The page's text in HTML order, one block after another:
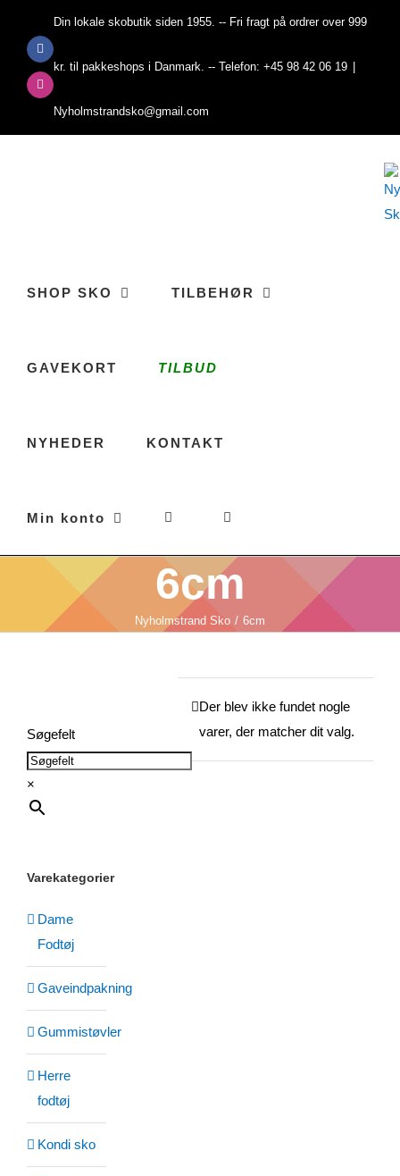
contentFacebook
Instagram
Din lokale skobutik siden 1955. -- Fri fragt på ordrer over 999
kr. til pakkeshops i Danmark. -- Telefon: +45 98 42 06 19
Nyholmstrandsko@gmail.com
SHOP SKO TILBEHØR
GAVEKORT TILBUD
NYHEDER KONTAKT
Min konto
6cm
Nyholmstrand Sko 6cm
Der blev ikke fundet nogle
varer, der matcher dit valg.
Søgefelt
×
Varekategorier
Dame
Fodtøj
Gaveindpakning
Gummistøvler
Herre
fodtøj
Kondi sko